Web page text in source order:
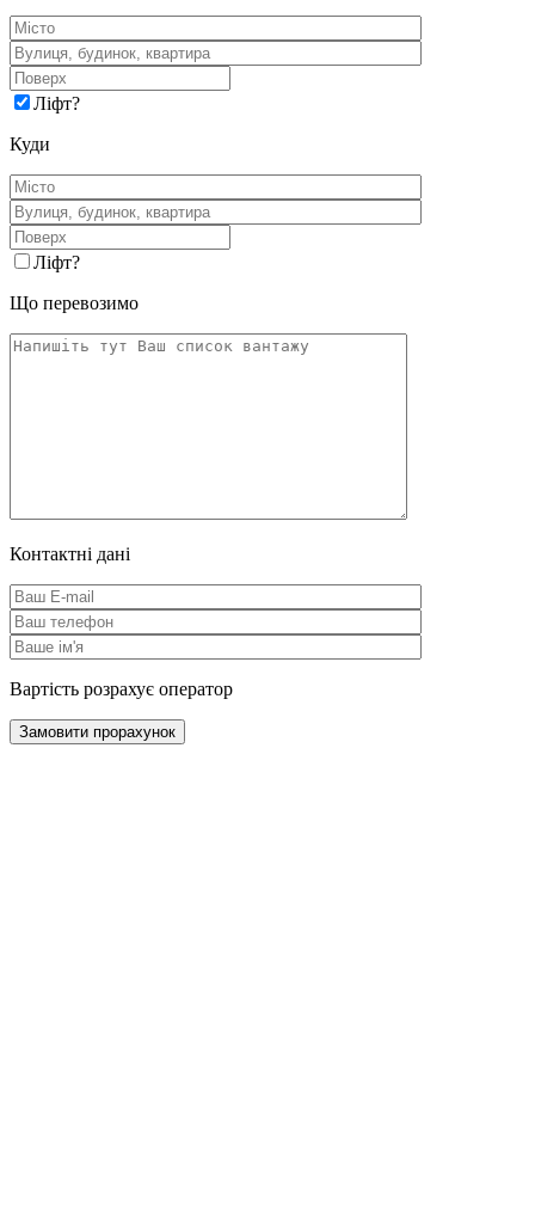
Ліфт?
Куди
Ліфт?
Що перевозимо
Контактні дані
Вартість розрахує оператор
Замовити прорахунок